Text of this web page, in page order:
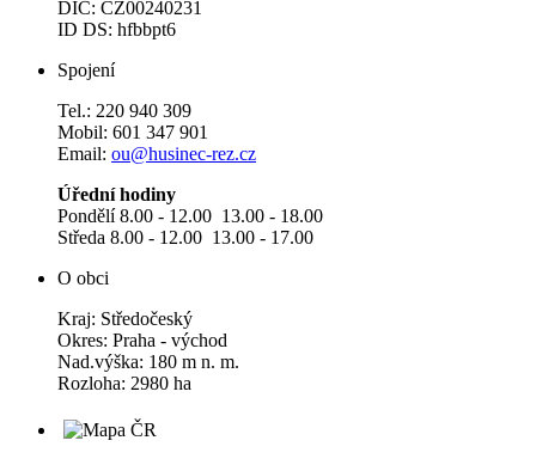
DIČ: CZ00240231
ID DS: hfbbpt6
Spojení
Tel.: 220 940 309
Mobil: 601 347 901
Email: ou@husinec-rez.cz
Úřední hodiny
Pondělí 8.00 - 12.00 13.00 - 18.00
Středa 8.00 - 12.00 13.00 - 17.00
O obci
Kraj: Středočeský
Okres: Praha - východ
Nad.výška: 180 m n. m.
Rozloha: 2980 ha